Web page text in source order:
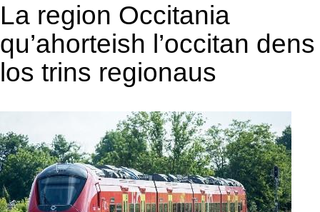
La region Occitania
qu’ahorteish l’occitan dens
los trins regionaus